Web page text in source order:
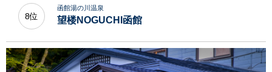
8位
函館湯の川温泉
望楼NOGUCHI函館